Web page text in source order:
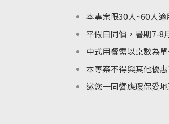
本專案限30人~60人
平假日同價，暑期7-8
中式用餐需以桌數為
本專案不得與其他優
邀您一同響應環保愛